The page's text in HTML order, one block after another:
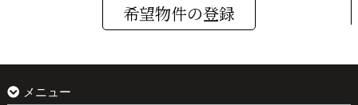
希望物件の登録
メニュー